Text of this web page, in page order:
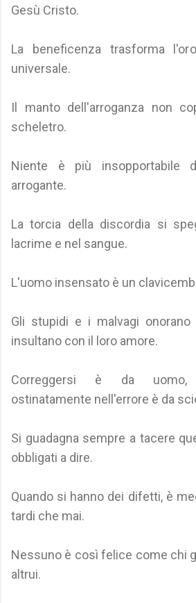
Gesù Cristo.
La beneficenza trasforma
universale.
Il manto dell'arroganza non
scheletro.
Niente è più insopportabile
arrogante.
La torcia della discordia si
lacrime e nel sangue.
L'uomo insensato è un
Gli stupidi e i malvagi
insultano con il loro amore.
Correggersi è da uomo,
ostinatamente nell'errore è da
Si guadagna sempre a tacere
obbligati a dire.
Quando si hanno dei difetti, è
tardi che mai.
Nessuno è così felice come chi
altrui.